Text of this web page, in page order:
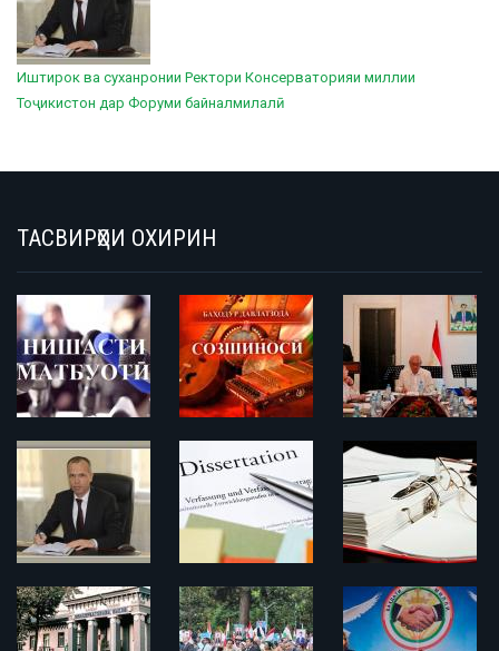
Иштирок ва суханронии Ректори Консерваторияи миллии
Тоҷикистон дар Форуми байналмилалӣ
ТАСВИРҲОИ ОХИРИН